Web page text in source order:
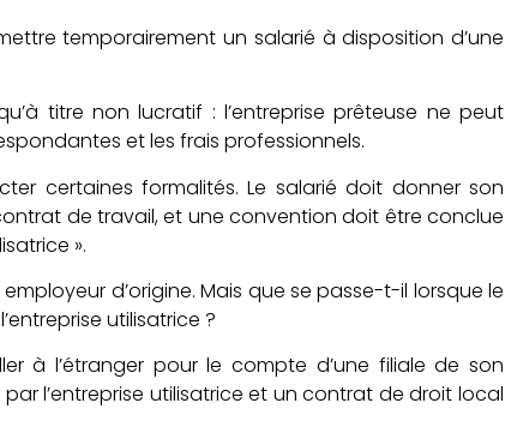
temporairement un salarié à disposition d’une
titre non lucratif : l’entreprise prêteuse ne peut
et les frais professionnels.
certaines formalités. Le salarié doit donner son
de travail, et une convention doit être conclue
».
d’origine. Mais que se passe-t-il lorsque le
utilisatrice ?
à l’étranger pour le compte d’une filiale de son
l’entreprise utilisatrice et un contrat de droit local